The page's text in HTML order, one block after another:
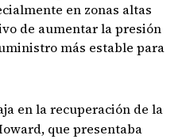
en zonas altas
de aumentar la presión
más estable para
en la recuperación de la
que presentaba